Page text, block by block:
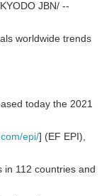
JBN/ --
worldwide trends
today the 2021
epi/] (EF EPI),
in 112 countries and